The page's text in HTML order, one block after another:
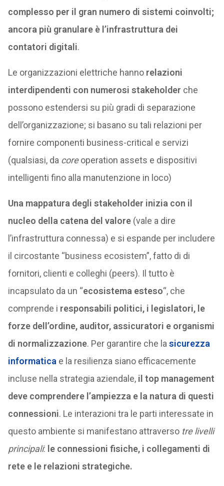
complesso per il gran numero di sistemi coinvolti;
ancora più granulare è l’infrastruttura dei
contatori digitali.
Le organizzazioni elettriche hanno relazioni
interdipendenti con numerosi stakeholder che
possono estendersi su più gradi di separazione
dell’organizzazione; si basano su tali relazioni per
fornire componenti business-critical e servizi
(qualsiasi, da coreoperation assets e dispositivi
intelligenti fino alla manutenzione in loco)
Una mappatura degli stakeholder inizia con il
nucleo della catena del valore(vale a dire
l’infrastruttura connessa) e si espande per includere
il circostante “business ecosistem”, fatto di di
fornitori, clienti e colleghi (peers). Il tutto è
incapsulato da un “ecosistema esteso“, che
comprende i responsabili politici, i legislatori, le
forze dell’ordine, auditor, assicuratori e organismi
di normalizzazione. Per garantire che la sicurezza
informatica e la resilienza siano efficacemente
incluse nella strategia aziendale, il top management
deve comprendere l’ampiezza e la natura di questi
connessioni. Le interazioni tra le parti interessate in
questo ambiente si manifestano attraverso tre livelli
principali: le connessioni fisiche, i collegamenti di
rete e le relazioni strategiche.